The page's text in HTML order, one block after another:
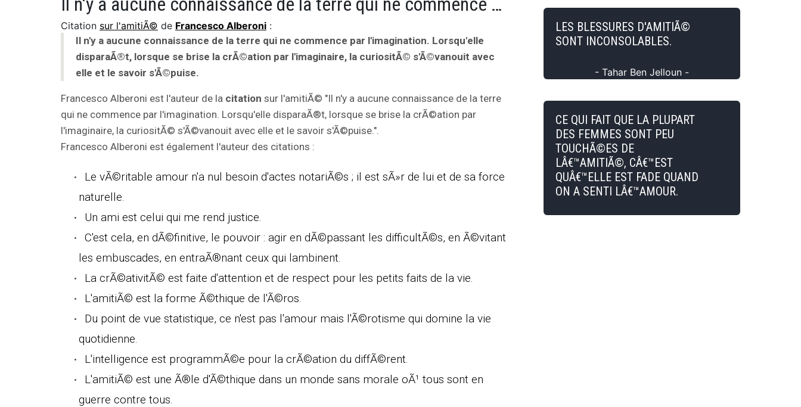
Citation sur l'amitiÃ© de Francesco Alberoni :
Il n'y a aucune connaissance de la terre qui ne commence par l'imagination. Lorsqu'elle
disparaÃ®t, lorsque se brise la crÃ©ation par l'imaginaire, la curiositÃ© s'Ã©vanouit avec
elle et le savoir s'Ã©puise.
Francesco Alberoni est l'auteur de la citation sur l'amitiÃ© "Il n'y a aucune connaissance de la terre
qui ne commence par l'imagination. Lorsqu'elle disparaÃ®t, lorsque se brise la crÃ©ation par
l'imaginaire, la curiositÃ© s'Ã©vanouit avec elle et le savoir s'Ã©puise.".
Francesco Alberoni est également l'auteur des citations :
Le vÃ©ritable amour n'a nul besoin d'actes notariÃ©s ; il est sÃ»r de lui et de sa force
naturelle.
Un ami est celui qui me rend justice.
C'est cela, en dÃ©finitive, le pouvoir : agir en dÃ©passant les difficultÃ©s, en Ã©vitant
les embuscades, en entraÃ®nant ceux qui lambinent.
La crÃ©ativitÃ© est faite d'attention et de respect pour les petits faits de la vie.
L'amitiÃ© est la forme Ã©thique de l'Ã©ros.
Du point de vue statistique, ce n'est pas l'amour mais l'Ã©rotisme qui domine la vie
quotidienne.
L'intelligence est programmÃ©e pour la crÃ©ation du diffÃ©rent.
L'amitiÃ© est une Ã®le d'Ã©thique dans un monde sans morale oÃ¹ tous sont en
guerre contre tous.
LES BLESSURES D'AMITIÃ©
SONT INCONSOLABLES.
- Tahar Ben Jelloun -
CE QUI FAIT QUE LA PLUPART
DES FEMMES SONT PEU
TOUCHÃ©ES DE
LÂ€™AMITIÃ©, CÂ€™EST
QUÂ€™ELLE EST FADE QUAND
ON A SENTI LÂ€™AMOUR.